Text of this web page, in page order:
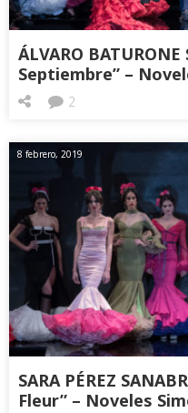
ÁLVARO
Septiembre” –
2
8 febrero, 2019
SARA PÉREZ
Fleur” – Noveles